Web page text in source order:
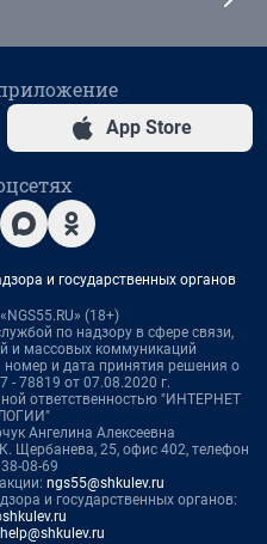
App Store
и государственных органов
(18+)
по надзору в сфере связи,
и массовых коммуникаций
и дата принятия решения о
78819 от 07.08.2020 г.
ответственностью "ИНТЕРНЕТ
Ангелина Алексеевна
Щербанева, 25, офис 402, телефон
08-69
ngs55@shkulev.ru
и государственных органов:
help@shkulev.ru